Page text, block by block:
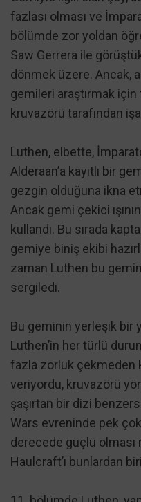
fazlası olması ve
bölümde zor yoldan
Saw Gerrera ile
dönmek üzere. Ancak,
gemileri araştırmak
kruvazörü tarafından
Luthen, elbette,
Alderaan’a kayıtlı bir
gezgin olduğuna ikna
Ancak gemi çekici
kullandı. Bu sırada
gemiye biniş ekibi
zaman Luthen bu
sergiledi.
Bu geminin yerleşik bir
Luthen’in her türlü
fazla zorluk çekmeden
veriyordu, kruvazörü
şaşırtan bir dizi
Wars evreninde pek
derecede güçlü olması
Haulcraft’ı bunlardan